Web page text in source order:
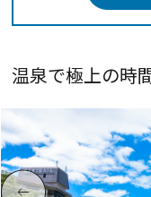
温泉で極上の時